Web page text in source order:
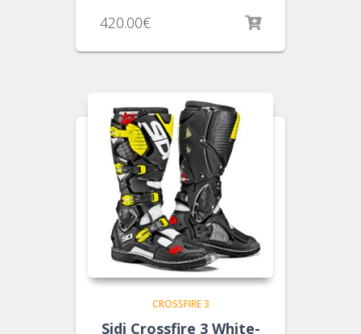
420.00€
CROSSFIRE 3
Sidi Crossfire 3 White-